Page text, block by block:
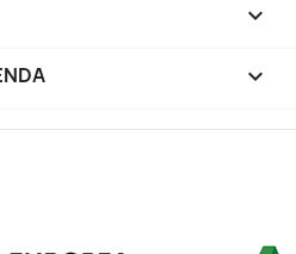

keyboard_arrow_down